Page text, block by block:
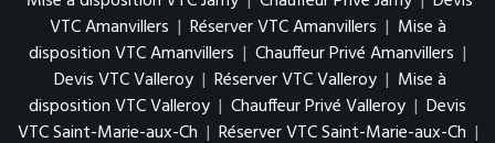
VTC Amanvillers | Réserver VTC Amanvillers | Mise à
disposition VTC Amanvillers | Chauffeur Privé Amanvillers |
Devis VTC Valleroy | Réserver VTC Valleroy | Mise à
disposition VTC Valleroy | Chauffeur Privé Valleroy | Devis
VTC Saint-Marie-aux-Ch | Réserver VTC Saint-Marie-aux-Ch |